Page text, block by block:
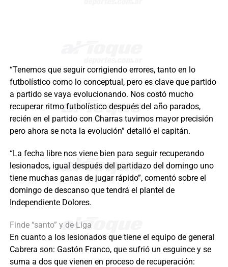
“Tenemos que seguir corrigiendo errores, tanto en lo
futbolístico como lo conceptual, pero es clave que partido
a partido se vaya evolucionando. Nos costó mucho
recuperar ritmo futbolístico después del año parados,
recién en el partido con Charras tuvimos mayor precisión
pero ahora se nota la evolución” detalló el capitán.
“La fecha libre nos viene bien para seguir recuperando
lesionados, igual después del partidazo del domingo uno
tiene muchas ganas de jugar rápido”, comentó sobre el
domingo de descanso que tendrá el plantel de
Independiente Dolores.
Finde “santo” y de Liga
En cuanto a los lesionados que tiene el equipo de general
Cabrera son: Gastón Franco, que sufrió un esguince y se
suma a dos que vienen en proceso de recuperación: